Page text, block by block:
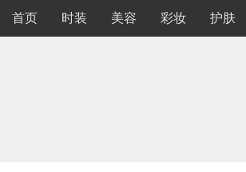
首页 时装 美容 彩妆 护肤